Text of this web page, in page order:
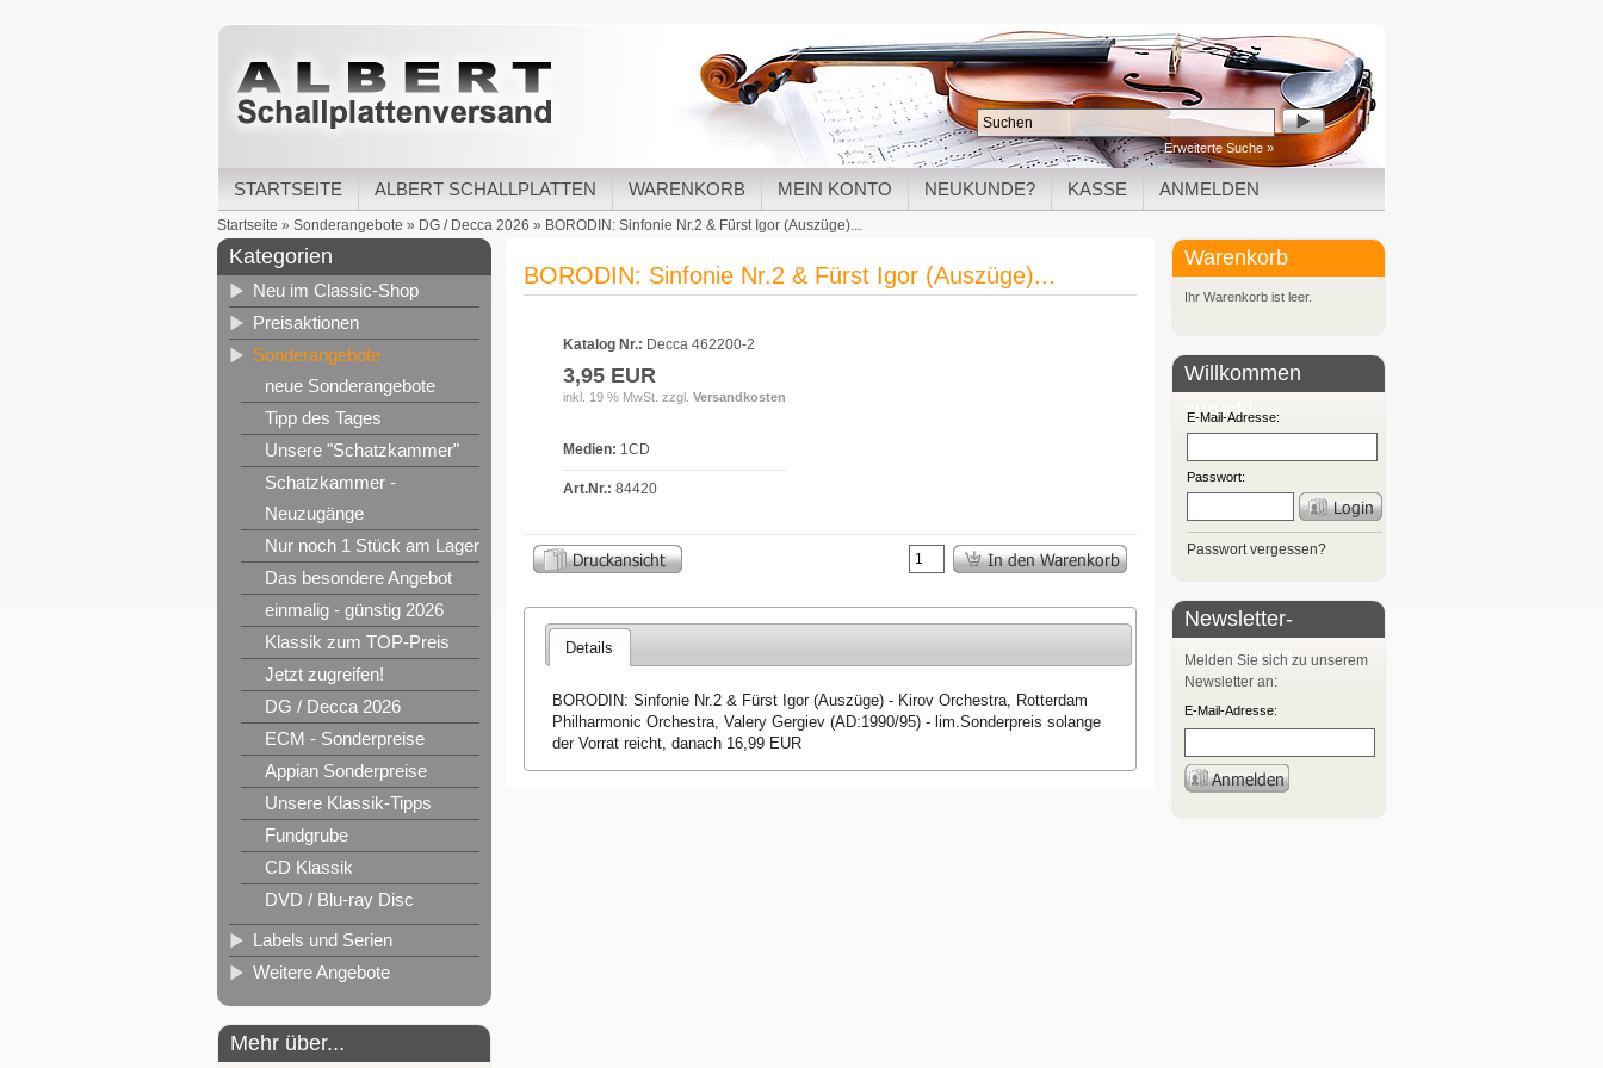
Erweiterte Suche »
STARTSEITE ALBERT SCHALLPLATTEN WARENKORB MEIN KONTO NEUKUNDE? KASSE ANMELDEN
Startseite » Sonderangebote » DG / Decca 2026 » BORODIN: Sinfonie Nr.2 & Fürst Igor (Auszüge)...
Kategorien
Neu im Classic-Shop
Preisaktionen
Sonderangebote
neue Sonderangebote
Tipp des Tages
Unsere "Schatzkammer"
Schatzkammer -
Neuzugänge
Nur noch 1 Stück am Lager
Das besondere Angebot
einmalig - günstig 2026
Klassik zum TOP-Preis
Jetzt zugreifen!
DG / Decca 2026
ECM - Sonderpreise
Appian Sonderpreise
Unsere Klassik-Tipps
Fundgrube
CD Klassik
DVD / Blu-ray Disc
Labels und Serien
Weitere Angebote
Mehr über...
BORODIN: Sinfonie Nr.2 & Fürst Igor (Auszüge)...
Katalog Nr.: Decca 462200-2
3,95 EUR
inkl. 19 % MwSt. zzgl. Versandkosten
Medien: 1CD
Art.Nr.: 84420
Details
BORODIN: Sinfonie Nr.2 & Fürst Igor (Auszüge) - Kirov Orchestra, Rotterdam
Philharmonic Orchestra, Valery Gergiev (AD:1990/95) - lim.Sonderpreis solange
der Vorrat reicht, danach 16,99 EUR
Warenkorb
Ihr Warenkorb ist leer.
Willkommen
zurück!
E-Mail-Adresse:
Passwort:
Passwort vergessen?
Newsletter-
Anmeldung
Melden Sie sich zu unserem
Newsletter an:
E-Mail-Adresse: